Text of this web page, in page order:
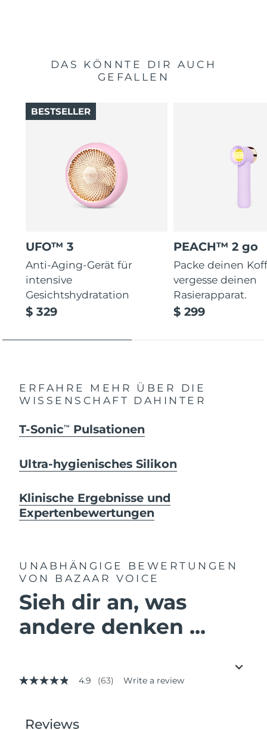
DAS KÖNNTE DIR AUCH
GEFALLEN
UFO™ 3
Anti-Aging-Gerät für
intensive
Gesichtshydratation
$ 329
BESTSELLER
PEACH™ 2 go
Packe deinen
vergesse deinen
Rasierapparat.
$ 299
ERFAHRE MEHR ÜBER DIE
WISSENSCHAFT DAHINTER
T-SonicTM Pulsationen
Ultra-hygienisches Silikon
Klinische Ergebnisse und
Expertenbewertungen
UNABHÄNGIGE BEWERTUNGEN
VON BAZAAR VOICE
Sieh dir an, was
andere denken ...
4.9
stars,
4.9 (63) Write a review